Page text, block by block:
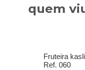
quem
Fruteira
Ref. 060